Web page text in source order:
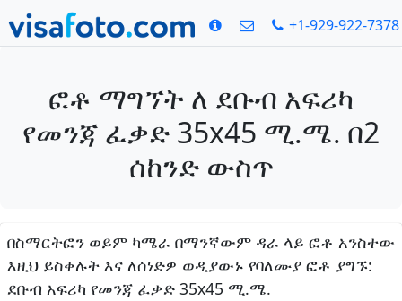
+1-929-922-7378
ፎቶ ማግኘት ለ ደቡብ አፍሪካ
የመንጃ ፈቃድ 35x45 ሚ.ሜ. በ2
ሰከንድ ውስጥ
በስማርትፎን ወይም ካሜራ በማንኛውም ዳራ ላይ ፎቶ አንስተው
እዚህ ይስቀሉት እና ለሰነድዎ ወዲያውኑ የባለሙያ ፎቶ ያግኙ:
ደቡብ አፍሪካ የመንጃ ፈቃድ 35x45 ሚ.ሜ.